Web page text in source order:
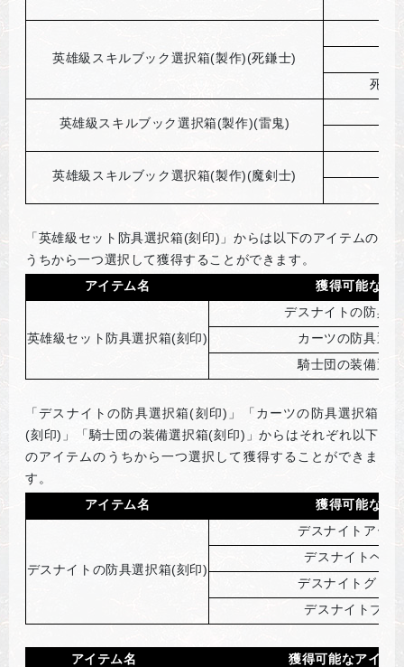
英雄級スキルブック選択箱(製作)(死鎌士)
死鎌
英雄級スキルブック選択箱(製作)(雷鬼)
英雄級スキルブック選択箱(製作)(魔剣士)
「英雄級セット防具選択箱(刻印)」からは以下のアイテムの
うちから一つ選択して獲得することができます。
アイテム名
獲得可能なア
英雄級セット防具選択箱(刻印)
デスナイトの防具
カーツの防具選
騎士団の装備選
「デスナイトの防具選択箱(刻印)」「カーツの防具選択箱
(刻印)」「騎士団の装備選択箱(刻印)」からはそれぞれ以下
のアイテムのうちから一つ選択して獲得することができま
す。
アイテム名
獲得可能なア
デスナイトの防具選択箱(刻印)
デスナイトアー
デスナイトヘル
デスナイトグロ
デスナイトブー
アイテム名 獲得可能なアイテ